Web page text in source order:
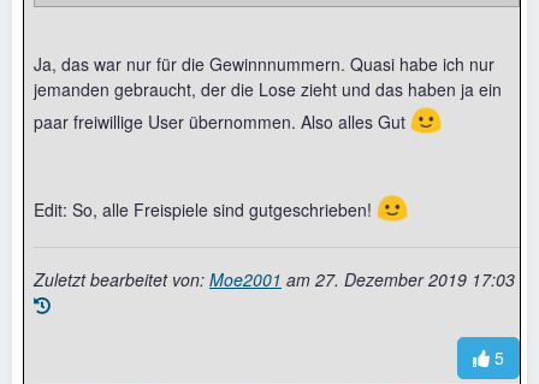
Ja, das war nur für die Gewinnnummern. Quasi habe ich nur
jemanden gebraucht, der die Lose zieht und das haben ja ein
paar freiwillige User übernommen. Also alles Gut 🙂
Edit: So, alle Freispiele sind gutgeschrieben! 🙂
Zuletzt bearbeitet von: Moe2001 am 27. Dezember 2019 17:03
5